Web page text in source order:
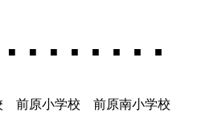
■ ■ ■ ■ ■ ■ ■
前原小学校 前原南小学校